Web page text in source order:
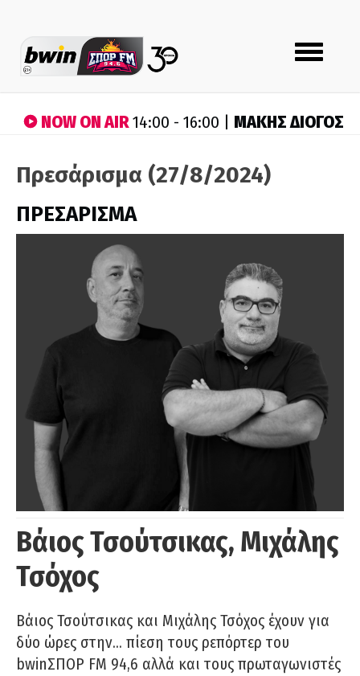
Toggle
navigation
NOW ON AIR14:00 - 16:00 | ΜΑΚΗΣ ΔΙΟΓΟΣ
Πρεσάρισμα (27/8/2024)
ΠΡΕΣΑΡΙΣΜΑ
Βάιος Τσούτσικας, Μιχάλης
Τσόχος
Βάιος Τσούτσικας και Μιχάλης Τσόχος έχουν για
δύο ώρες στην… πίεση τους ρεπόρτερ του
bwinΣΠΟΡ FM 94,6 αλλά και τους πρωταγωνιστές